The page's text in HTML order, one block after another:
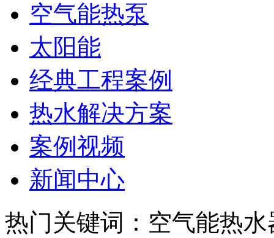
空气能热泵
太阳能
经典工程案例
热水解决方案
案例视频
新闻中心
热门关键词：空气能热